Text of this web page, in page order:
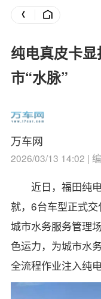
纯电真皮卡
市“水脉”
万车网
2026/03/13 14:02 |
近日，福田纯
就，6台车型正式
城市水务服务管理
色运力，为城市水
全流程作业注入纯电